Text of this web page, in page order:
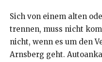
Sich von einem alten
trennen, muss nicht
nicht, wenn es um den
Arnsberg geht.